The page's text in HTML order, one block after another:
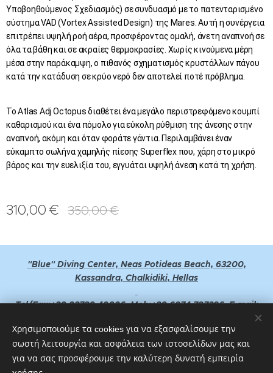
Υποβοηθούμενος Σχεδιασμός) σε συνδυασμό με το πατενταρισμένο
σύστημα VAD (Vortex Assisted Design) της Mares. Αυτή η συνέργεια
επιτρέπει υψηλή ροή αέρα, προσφέροντας ομαλή, άνετη αναπνοή σε
όλα τα βάθη και σε ακραίες θερμοκρασίες. Χωρίς κινούμενα μέρη
μέσα στην παράκαμψη, ο πιθανός σχηματισμός κρυστάλλων πάγου
κατά την κατάδυση σε κρύο νερό δεν αποτελεί ποτέ πρόβλημα.
Το Atlas Adj Octopus διαθέτει ένα μεγάλο περιστρεφόμενο κουμπί
καθαρισμού και ένα πόμολο για εύκολη ρύθμιση της άνεσης στην
αναπνοή, ακόμη και όταν φοράτε γάντια. Περιλαμβάνει έναν
εύκαμπτο σωλήνα χαμηλής πίεσης Superflex που, χάρη στο μικρό
βάρος και την ευελιξία του, εγγυάται υψηλή άνεση κατά τη χρήση.
310,00 € 350,00€
"Blue" Diving Center, Neas Potideas Beach, 63200,
Kassandra, Chalkidiki, Hellas
Tel/Fax:+30 23730 42026, Mob:+30 6974 727396, E-mail:
GPS Point : 40°11'31.03''Ν - 023°20'07.70''E or 40°11.505'Ν -
23°20.140'E
Χρησιμοποιούμε τα cookies για να εξασφαλίσουμε την
σωστή λειτουργία και ασφάλεια των ιστοσελίδων μας και
για να σας προσφέρουμε την καλύτερη δυνατή εμπειρία